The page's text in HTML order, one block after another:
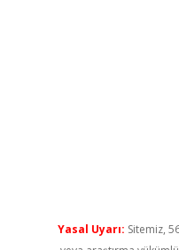
Yasal Uyarı: Sitemiz,